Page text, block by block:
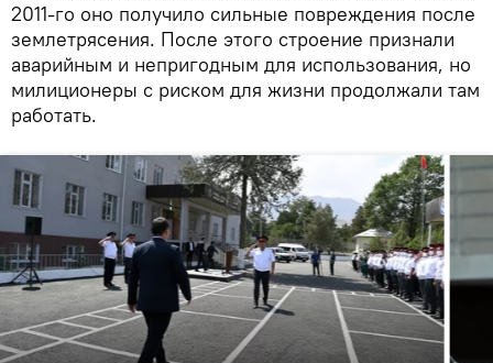
2011-го оно получило сильные повреждения после
землетрясения. После этого строение признали
аварийным и непригодным для использования, но
милиционеры с риском для жизни продолжали там
работать.